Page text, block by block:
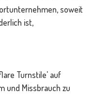
soweit
ist,
Turnstile' auf
und Missbrauch zu